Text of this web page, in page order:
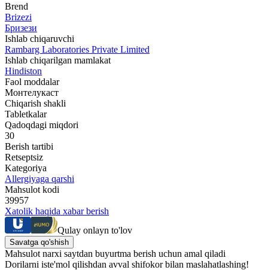
Brend
Brizezi
Бризези
Ishlab chiqaruvchi
Rambarg Laboratories Private Limited
Ishlab chiqarilgan mamlakat
Hindiston
Faol moddalar
Монтелукаст
Chiqarish shakli
Tabletkalar
Qadoqdagi miqdori
30
Berish tartibi
Retseptsiz
Kategoriya
Allergiyaga qarshi
Mahsulot kodi
39957
Xatolik haqida xabar berish
Qulay onlayn to'lov
Savatga qo'shish
Mahsulot narxi saytdan buyurtma berish uchun amal qiladi
Dorilarni iste'mol qilishdan avval shifokor bilan maslahatlashing!